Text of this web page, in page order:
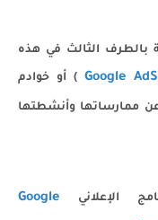
الثالث في هذه
Google) أو خوادم
عن ممارساتها وأنشطتها
الإعلاني Google